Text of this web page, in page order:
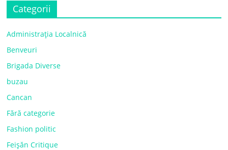
Categorii
Administrația Localnică
Benveuri
Brigada Diverse
buzau
Cancan
Fără categorie
Fashion politic
Feișăn Critique